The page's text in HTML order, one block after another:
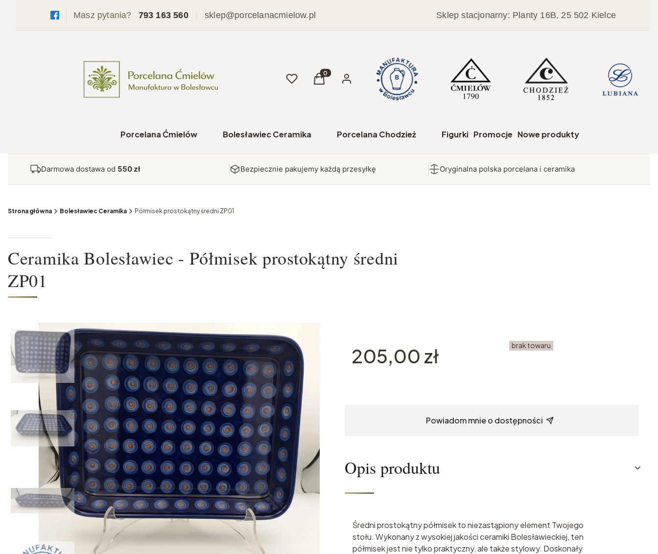
Masz pytania? 793 163 560 sklep@porcelanacmielow.pl Sklep stacjonarny: Planty 16B, 25 502 Kielce
UlubioneProdukty w koszyku: 0. Zobacz szczegóły
Koszyk Zaloguj się
Porcelana Ćmielów Bolesławiec Ceramika Porcelana Chodzież Figurki Promocje Nowe produkty
Darmowa dostawa od 550 zł Bezpiecznie pakujemy każdą przesyłkę Oryginalna polska porcelana i ceramika
Strona główna Bolesławiec Ceramika Półmisek prostokątny średni ZP01
Ceramika Bolesławiec - Półmisek prostokątny średni
ZP01
Cena
205,00 zł brak towaru
Powiadom mnie o dostępności
Opis produktu
Średni prostokątny półmisek to niezastąpiony element Twojego
stołu. Wykonany z wysokiej jakości ceramiki Bolesławieckiej, ten
półmisek jest nie tylko praktyczny, ale także stylowy. Doskonały